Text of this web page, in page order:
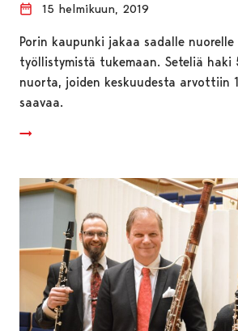
15 helmikuun, 2019
Porin kaupunki jakaa sadalle
työllistymistä tukemaan. Seteliä
nuorta, joiden keskuudesta arvottiin
saavaa.